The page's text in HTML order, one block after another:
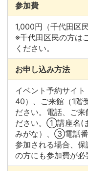
参加費
1,000円（千代田区
※千代田区民の方は
ください。
お申し込み方法
イベント予約サイ
40）、ご来館（1階
ださい。電話、ご来
ださい。①講座名(
みがな）、③電話番
参加される場合、
の方にも参加費が必